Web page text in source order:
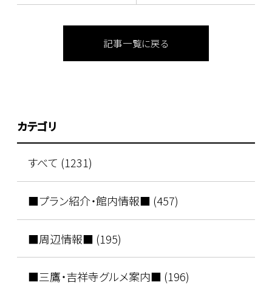
ブ♪ホテルステイ
記事一覧に戻る
カテゴリ
すべて (1231)
■プラン紹介・館内情報■ (457)
■周辺情報■ (195)
■三鷹・吉祥寺グルメ案内■ (196)